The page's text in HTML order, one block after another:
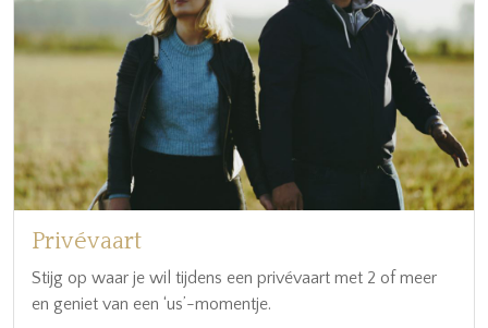
Privévaart
Stijg op waar je wil tijdens een privévaart met 2 of meer
en geniet van een ‘us’-momentje.